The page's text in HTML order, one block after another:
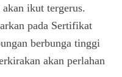
akan ikut tergerus.
pada Sertifikat
berbunga tinggi
akan perlahan